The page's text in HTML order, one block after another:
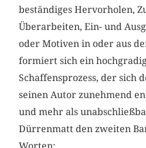
beständiges Hervorholen,
Überarbeiten, Ein- und
oder Motiven in oder aus
formiert sich ein
Schaffensprozess, der sich
seinen Autor zunehmend
und mehr als
Dürrenmatt den zweiten
Worten: